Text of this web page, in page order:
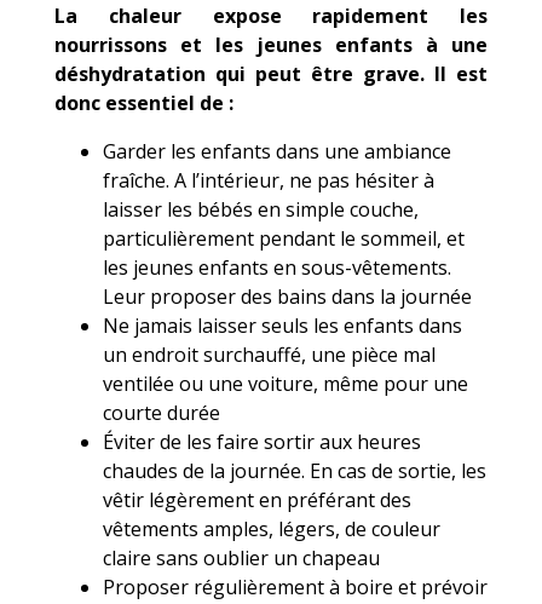
La chaleur expose rapidement les
nourrissons et les jeunes enfants à une
déshydratation qui peut être grave. Il est
donc essentiel de :
Garder les enfants dans une ambiance
fraîche. A l’intérieur, ne pas hésiter à
laisser les bébés en simple couche,
particulièrement pendant le sommeil, et
les jeunes enfants en sous-vêtements.
Leur proposer des bains dans la journée
Ne jamais laisser seuls les enfants dans
un endroit surchauffé, une pièce mal
ventilée ou une voiture, même pour une
courte durée
Éviter de les faire sortir aux heures
chaudes de la journée. En cas de sortie, les
vêtir légèrement en préférant des
vêtements amples, légers, de couleur
claire sans oublier un chapeau
Proposer régulièrement à boire et prévoir